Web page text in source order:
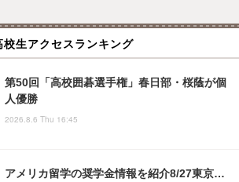
校生アクセスランキング
第50回「高校囲碁選手権」春日部・桜蔭が個
人優勝
2026.8.6 Thu 16:45
アメリカ留学の奨学金情報を紹介8/27東京…